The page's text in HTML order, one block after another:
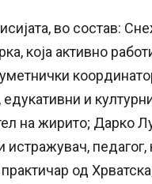
во состав:
која активно
едукативни и
на жирито; Дарко
истражувач, педагог,
практичар од